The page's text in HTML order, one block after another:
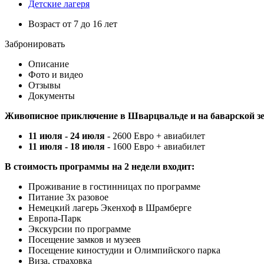
Детские лагеря
Возраст от 7 до 16 лет
Забронировать
Описание
Фото и видео
Отзывы
Документы
Живописное приключение в Шварцвальде и на баварской
11 июля - 24 июля - 2600 Евро + авиабилет
11 июля - 18 июля - 1600 Евро + авиабилет
В стоимость программы на 2 недели входит:
Проживание в гостинницах по программе
Питание 3х разовое
Немецкий лагерь Экенхоф в Шрамберге
Европа-Парк
Экскурсии по программе
Посещение замков и музеев
Посещение киностудии и Олимпийского парка
Виза, страховка